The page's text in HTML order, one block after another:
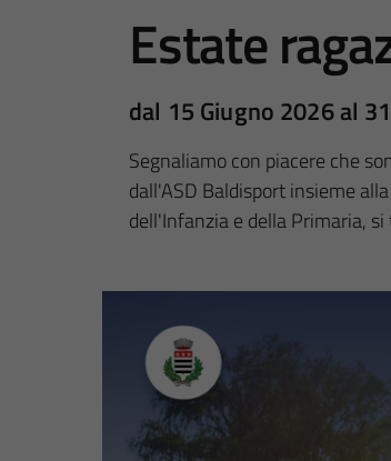
Estate
dal 15 Giugno 2026 al
Segnaliamo con piacere che
dall'ASD Baldisport insieme
dell'Infanzia e della Primaria,